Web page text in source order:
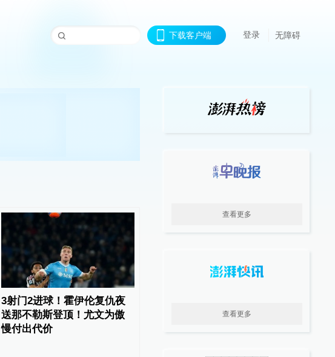
下载客户端 登录 无障碍
3射门2进球！霍伊伦复仇夜
送那不勒斯登顶！尤文为傲
慢付出代价
查看更多
查看更多